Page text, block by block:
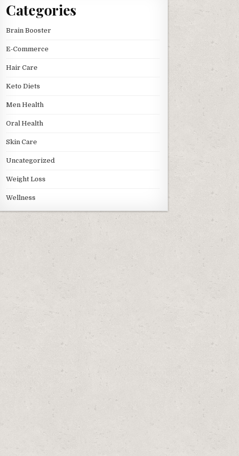
Categories
Brain Booster
E-Commerce
Hair Care
Keto Diets
Men Health
Oral Health
Skin Care
Uncategorized
Weight Loss
Wellness